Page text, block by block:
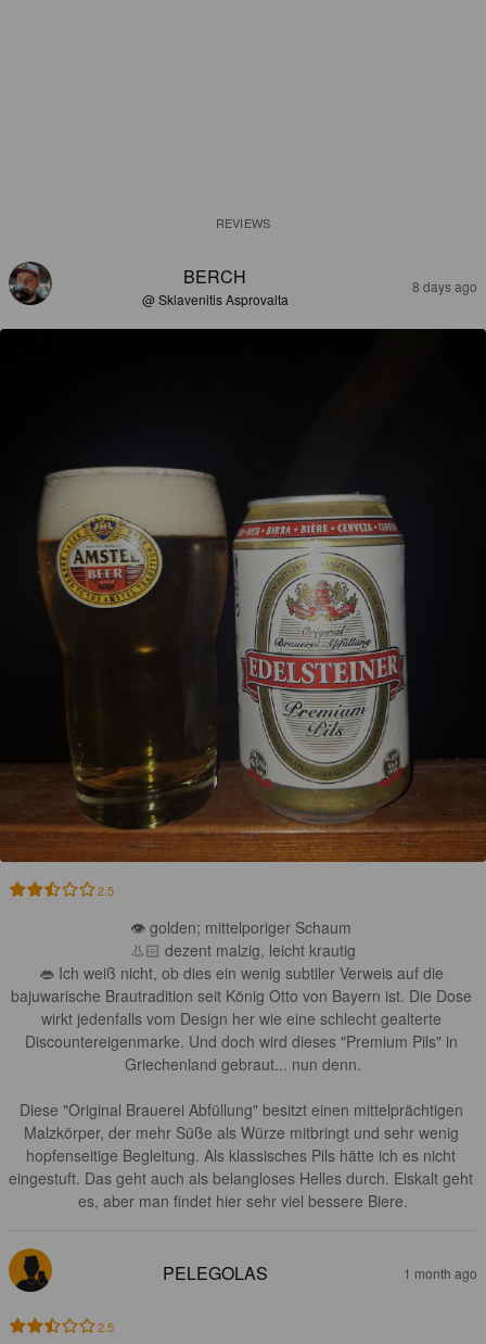
REVIEWS
BERCH
@ Sklavenitis Asprovalta
8 days ago
2.5
👁 golden; mittelporiger Schaum
👃🏻 dezent malzig, leicht krautig
👄 Ich weiß nicht, ob dies ein wenig subtiler Verweis auf die
bajuwarische Brautradition seit König Otto von Bayern ist. Die Dose
wirkt jedenfalls vom Design her wie eine schlecht gealterte
Discountereigenmarke. Und doch wird dieses "Premium Pils" in
Griechenland gebraut... nun denn.
Diese "Original Brauerei Abfüllung" besitzt einen mittelprächtigen
Malzkörper, der mehr Süße als Würze mitbringt und sehr wenig
hopfenseitige Begleitung. Als klassisches Pils hätte ich es nicht
eingestuft. Das geht auch als belangloses Helles durch. Eiskalt geht
es, aber man findet hier sehr viel bessere Biere.
PELEGOLAS 1 month ago
2.5